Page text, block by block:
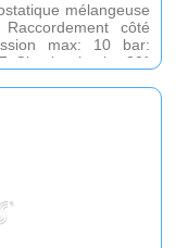
mélangeuse
côté
max: 10 bar:
Circuit primaire 80°